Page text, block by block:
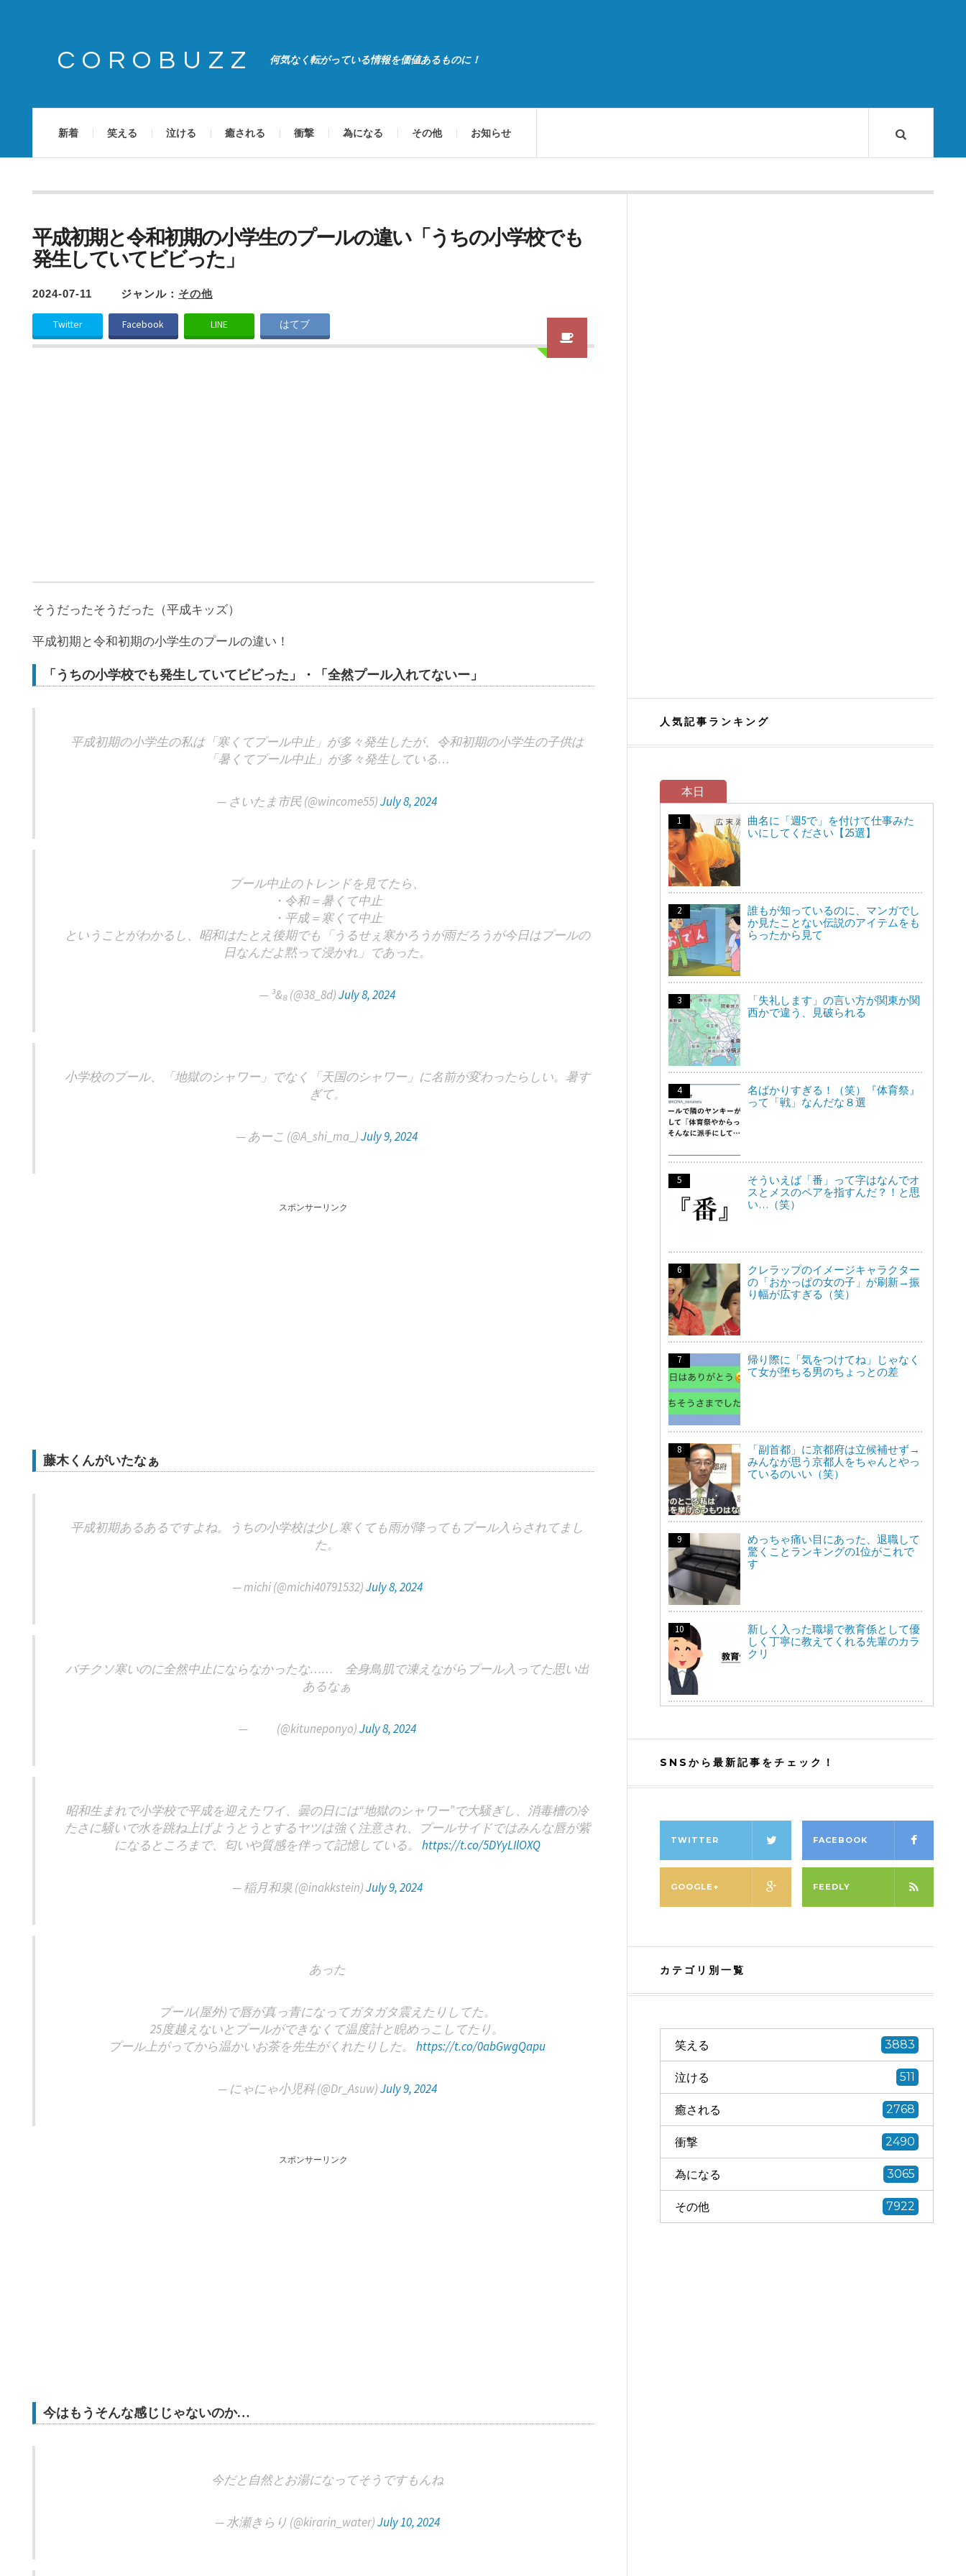
COROBUZZ 何気なく転がっている情報を価値あるものに！
新着 笑える 泣ける 癒される 衝撃 為になる その他 お知らせ
平成初期と令和初期の小学生のプールの違い「うちの小学校でも
発生していてビビった」
2024-07-11 ジャンル： その他
Twitter Facebook LINE はてブ
そうだったそうだった（平成キッズ）
平成初期と令和初期の小学生のプールの違い！
「うちの小学校でも発生していてビビった」・「全然プール入れてないー」
平成初期の小学生の私は「寒くてプール中止」が多々発生したが、令和初期の小学生の子供は
「暑くてプール中止」が多々発生している…
— さいたま市民 (@wincome55)July 8, 2024
プール中止のトレンドを見てたら、
・令和＝暑くて中止
・平成＝寒くて中止
ということがわかるし、昭和はたとえ後期でも「うるせぇ寒かろうが雨だろうが今日はプールの
日なんだよ黙って浸かれ」であった。
— ³&₈ (@38_8d)July 8, 2024
小学校のプール、「地獄のシャワー」でなく「天国のシャワー」に名前が変わったらしい。暑す
ぎて。
— あーこ (@A_shi_ma_)July 9, 2024
スポンサーリンク
藤木くんがいたなぁ
平成初期あるあるですよね。うちの小学校は少し寒くても雨が降ってもプール入らされてまし
た。
— michi (@michi40791532)July 8, 2024
バチクソ寒いのに全然中止にならなかったな…… 全身鳥肌で凍えながらプール入ってた思い出
あるなぁ
— (@kituneponyo)July 8, 2024
昭和生まれで小学校で平成を迎えたワイ、曇の日には“地獄のシャワー”で大騒ぎし、消毒槽の冷
たさに騒いで水を跳ね上げようとうとするヤツは強く注意され、プールサイドではみんな唇が紫
になるところまで、匂いや質感を伴って記憶している。 https://t.co/5DYyLIlOXQ
— 稲月和泉 (@inakkstein)July 9, 2024
あった
プール(屋外)で唇が真っ青になってガタガタ震えたりしてた。
25度越えないとプールができなくて温度計と睨めっこしてたり。
プール上がってから温かいお茶を先生がくれたりした。https://t.co/0abGwgQapu
— にゃにゃ小児科 (@Dr_Asuw)July 9, 2024
スポンサーリンク
今はもうそんな感じじゃないのか…
今だと自然とお湯になってそうですもんね
— 水瀬きらり (@kirarin_water)July 10, 2024
人気記事ランキング
本日
曲名に「週5で」を付けて仕事みた
いにしてください【25選】
誰もが知っているのに、マンガでし
か見たことない伝説のアイテムをも
らったから見て
「失礼します」の言い方が関東か関
西かで違う、見破られる
名ばかりすぎる！（笑）『体育祭』
って「戦」なんだな８選
そういえば「番」って字はなんでオ
スとメスのペアを指すんだ？！と思
い…（笑）
クレラップのイメージキャラクター
の「おかっぱの女の子」が刷新→振
り幅が広すぎる（笑）
帰り際に「気をつけてね」じゃなく
て女が堕ちる男のちょっとの差
「副首都」に京都府は立候補せず→
みんなが思う京都人をちゃんとやっ
ているのいい（笑）
めっちゃ痛い目にあった、退職して
驚くことランキングの1位がこれで
す
新しく入った職場で教育係として優
しく丁寧に教えてくれる先輩のカラ
クリ
SNSから最新記事をチェック！
TWITTER FACEBOOK
GOOGLE+ FEEDLY
カテゴリ別一覧
笑える 3883
泣ける 511
癒される 2768
衝撃 2490
為になる 3065
その他 7922